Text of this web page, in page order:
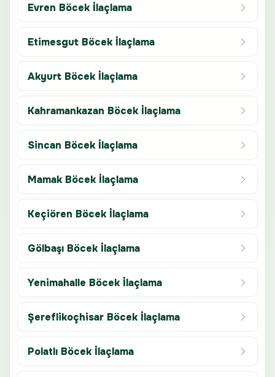
Evren Böcek İlaçlama
Etimesgut Böcek İlaçlama
Akyurt Böcek İlaçlama
Kahramankazan Böcek İlaçlama
Sincan Böcek İlaçlama
Mamak Böcek İlaçlama
Keçiören Böcek İlaçlama
Gölbaşı Böcek İlaçlama
Yenimahalle Böcek İlaçlama
Şereflikoçhisar Böcek İlaçlama
Polatlı Böcek İlaçlama